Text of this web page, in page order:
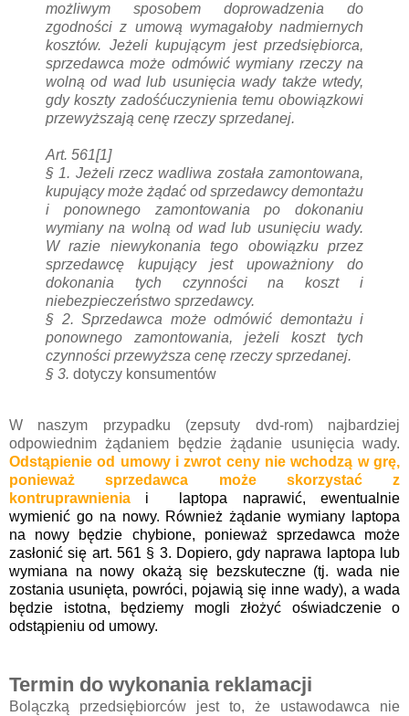
możliwym sposobem doprowadzenia do
zgodności z umową wymagałoby nadmiernych
kosztów. Jeżeli kupującym jest przedsiębiorca,
sprzedawca może odmówić wymiany rzeczy na
wolną od wad lub usunięcia wady także wtedy,
gdy koszty zadośćuczynienia temu obowiązkowi
przewyższają cenę rzeczy sprzedanej.
Art. 561[1]
§ 1. Jeżeli rzecz wadliwa została zamontowana,
kupujący może żądać od sprzedawcy demontażu
i ponownego zamontowania po dokonaniu
wymiany na wolną od wad lub usunięciu wady.
W razie niewykonania tego obowiązku przez
sprzedawcę kupujący jest upoważniony do
dokonania tych czynności na koszt i
niebezpieczeństwo sprzedawcy.
§ 2. Sprzedawca może odmówić demontażu i
ponownego zamontowania, jeżeli koszt tych
czynności przewyższa cenę rzeczy sprzedanej.
§ 3. dotyczy konsumentów
W naszym przypadku (zepsuty dvd-rom) najbardziej
odpowiednim żądaniem będzie żądanie usunięcia wady.
Odstąpienie od umowy i zwrot ceny nie wchodzą w grę,
ponieważ sprzedawca może skorzystać z
kontruprawnienia i laptopa naprawić, ewentualnie
wymienić go na nowy. Również żądanie wymiany laptopa
na nowy będzie chybione, ponieważ sprzedawca może
zasłonić się art. 561 § 3. Dopiero, gdy naprawa laptopa lub
wymiana na nowy okażą się bezskuteczne (tj. wada nie
zostania usunięta, powróci, pojawią się inne wady), a wada
będzie istotna, będziemy mogli złożyć oświadczenie o
odstąpieniu od umowy.
Termin do wykonania reklamacji
Bolączką przedsiębiorców jest to, że ustawodawca nie